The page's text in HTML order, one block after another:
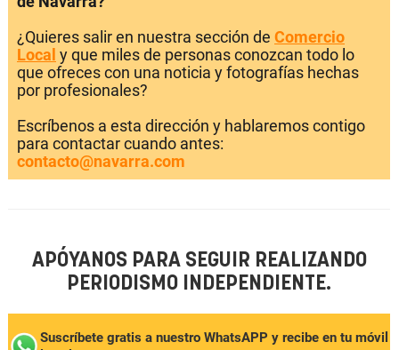
¿Quieres salir en nuestra sección de Comercio
Local y que miles de personas conozcan todo lo
que ofreces con una noticia y fotografías hechas
por profesionales?
Escríbenos a esta dirección y hablaremos contigo
para contactar cuando antes:
contacto@navarra.com
APÓYANOS PARA SEGUIR REALIZANDO
PERIODISMO INDEPENDIENTE.
Suscríbete gratis a nuestro WhatsAPP y recibe en tu móvil